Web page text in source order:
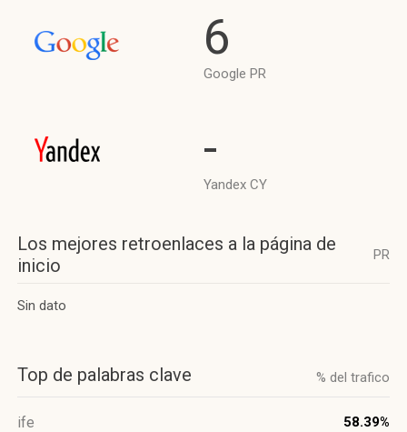
6
Google PR
-
Yandex CY
Los mejores retroenlaces a la página de
inicio
PR
Sin dato
Top de palabras clave % del trafico
ife 58.39%